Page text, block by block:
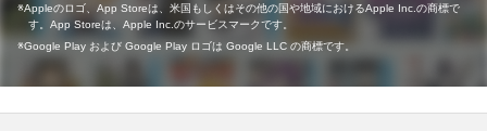
Appleのロゴ、App Storeは、米国もしくはその他の国や地域におけるApple Inc.の商標で
す。App Storeは、Apple Inc.のサービスマークです。
Google Play および Google Play ロゴは Google LLC の商標です。